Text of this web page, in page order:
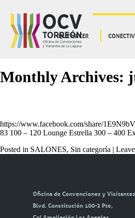
QUE HACER
Monthly Archives:
https://www.facebook.com/share/
83 100 – 120 Lounge Estrella 300 – 400
Posted in SALONES, Sin categoría |
Oficina de Convenciones y Visitantes
Blvd. Constitución 100-2 Pte,